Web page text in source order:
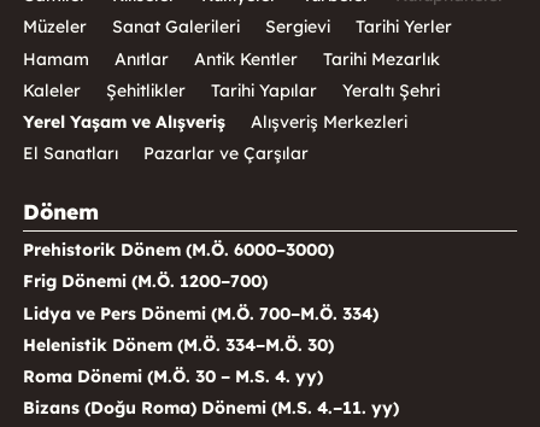
Müzeler
Sanat Galerileri Sergievi
Tarihi Yerler
Hamam
Anıtlar Antik Kentler
Tarihi Mezarlık
Kaleler
Şehitlikler Tarihi Yapılar
Yeraltı Şehri
Yerel Yaşam ve Alışveriş
Alışveriş Merkezleri
El Sanatları
Pazarlar ve Çarşılar
Dönem
Prehistorik Dönem (M.Ö. 6000–3000)
Frig Dönemi (M.Ö. 1200–700)
Lidya ve Pers Dönemi (M.Ö. 700–M.Ö. 334)
Helenistik Dönem (M.Ö. 334–M.Ö. 30)
Roma Dönemi (M.Ö. 30 – M.S. 4. yy)
Bizans (Doğu Roma) Dönemi (M.S. 4.–11. yy)